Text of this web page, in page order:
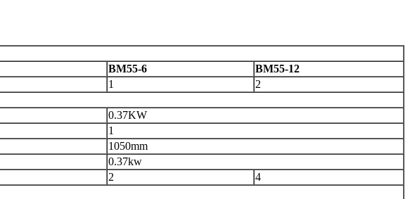
BM55-6 BM55-12
1
2
0.37KW
1
1050mm
0.37kw
2
4